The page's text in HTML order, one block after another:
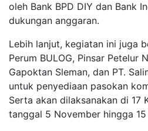
oleh Bank BPD DIY dan Bank
dukungan anggaran.
Lebih lanjut, kegiatan ini juga
Perum BULOG, Pinsar Petelur
Gapoktan Sleman, dan PT.
untuk penyediaan pasokan
Serta akan dilaksanakan di 17
tanggal 5 November hingga